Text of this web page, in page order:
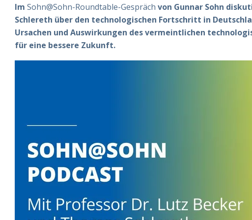
Im Sohn@Sohn-Roundtable-Gespräch von Gunnar Sohn
Schlereth über den technologischen Fortschritt in
Ursachen und Auswirkungen des vermeintlichen
für eine bessere Zukunft.